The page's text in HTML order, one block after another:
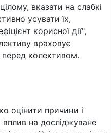
вказати на слабкі
усувати їх,
корисної дії",
враховує
перед колективом.
оцінити причини і
вплив на досліджуване